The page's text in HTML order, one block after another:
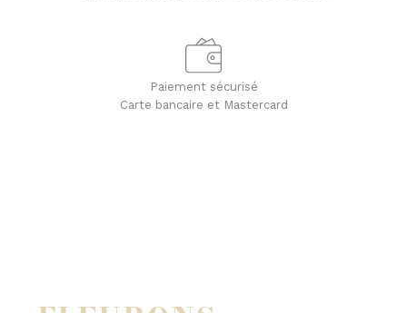
Paiement sécurisé
Carte bancaire et Mastercard